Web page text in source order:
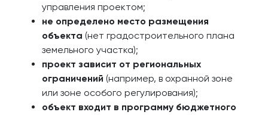
управления проектом;
не определено место размещения
объекта (нет градостроительного плана
земельного участка);
проект зависит от региональных
ограничений (например, в охранной зоне
или зоне особого регулирования);
объект входит в программу бюджетного